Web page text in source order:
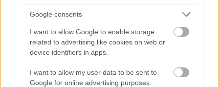
Google consents
I want to allow Google to enable storage
related to advertising like cookies on web or
device identifiers in apps.
I want to allow my user data to be sent to
Google for online advertising purposes.
Nem minden háztartási tisztítószer alkalmas erre a
célra. Az illatosított mosogatószerek, zsíroldók és
egyéb adalékanyagokat tartalmazó készítmények
károsíthatják a leveleket. Biztonságosabb választás egy
növényvédelmi felhasználásra engedélyezett termék,
amelynek használati útmutatóját pontosan be kell
tartani.